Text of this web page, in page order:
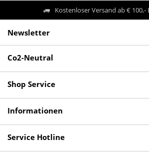
Kostenloser Versand ab € 100,-
Newsletter
Co2-Neutral
Shop Service
Informationen
Service Hotline